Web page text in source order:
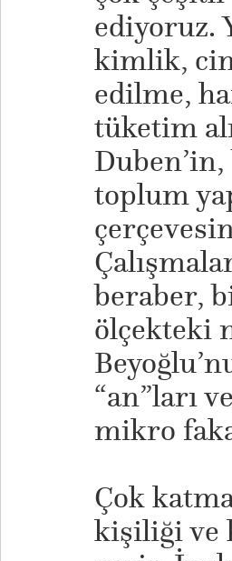
ediyoruz.
kimlik,
edilme,
tüketim
toplum
beraber,
ölçekteki
“an”ları
mikro
Çok
kişiliği ve